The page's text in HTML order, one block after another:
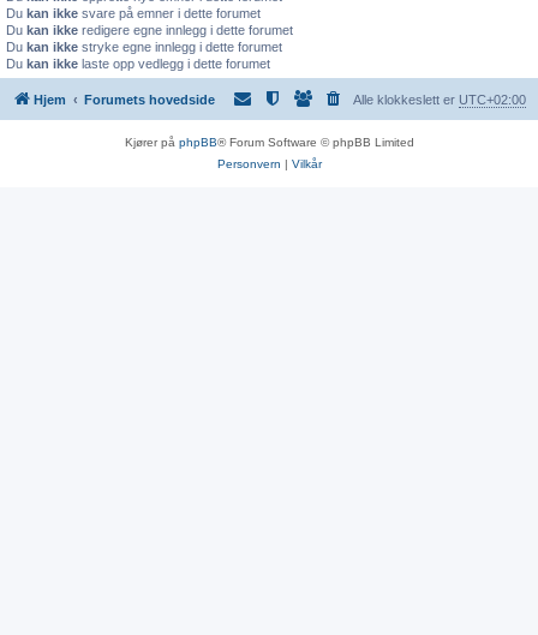
Du kan ikke svare på emner i dette forumet
Du kan ikke redigere egne innlegg i dette forumet
Du kan ikke stryke egne innlegg i dette forumet
Du kan ikke laste opp vedlegg i dette forumet
Hjem Forumets hovedside Alle klokkeslett er UTC+02:00
Kjører på phpBB® Forum Software © phpBB Limited
Personvern | Vilkår